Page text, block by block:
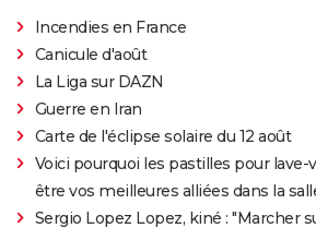
Incendies en France
Canicule d'août
La Liga sur DAZN
Guerre en Iran
Carte de l'éclipse solaire du 12 août
Voici pourquoi les pastilles pour lave-
être vos meilleures alliées dans la
Sergio Lopez Lopez, kiné : "Marcher